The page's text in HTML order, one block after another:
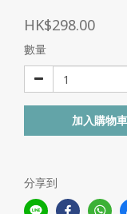
HK$298.00
數量
加入購物車
分享到